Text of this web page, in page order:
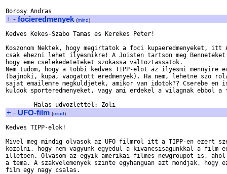
+ - focieredmenyek (mind)
Kedves Kekes-Szabo Tamas es Kerekes Peter!
Koszonom Nektek, hogy megirtatok a foci kupaeredmenyeket, itt
csak ehezni lehet ilyesmikre! A Joisten tartson meg Benneteket
hogy eme cselekedeteteket szokassa valtoztassatok.
Nem tudom, hogy a tobbi kedves TIPP-elot az ilyesmi mennyire
(bajnoki, kupa, vaogatott eredmenyek). Ha nem, lehetne szo
sajat emailemre megkuldjetek, amikor van idotok?? Cserebe en
kuldok sporteredmenyeket, vagy ami erdekel a vilagnak ebbol
+ - UFO-film (mind)
Kedves TIPP-elok!
Mivel meg mindig olvasok az UFO filmrol itt a TIPP-en ezert
kozolni, hogy nem vagyunk egyedul a kivancsisagunkkal a film
illetoen. Olvasom az egyik amerikai filmes newgroupot is,
a tema. A szakvelemenyek szinte egyhanguan azt mondjak, hogy
film egy nagy csalas.